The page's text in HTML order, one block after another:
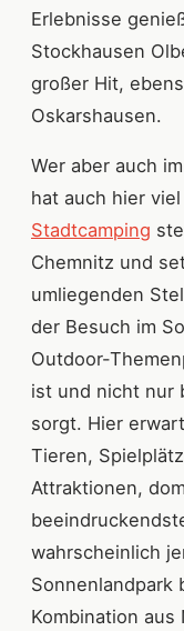
Erlebnisse
Stockhausen
großer Hit,
Oskarshausen.
Wer aber auch
hat auch hier
Stadtcamping
Chemnitz und
umliegenden
der Besuch im
Outdoor-
ist und nicht nur
sorgt. Hier
Tieren,
Attraktionen,
wahrscheinlich
Kombination aus